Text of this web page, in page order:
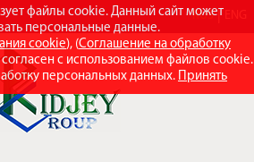
файлы cookie. Данный сайт может
персональные данные.
cookie), (Соглашение на обработку
согласен с использованием файлов cookie.
персональных данных. Принять
RUS